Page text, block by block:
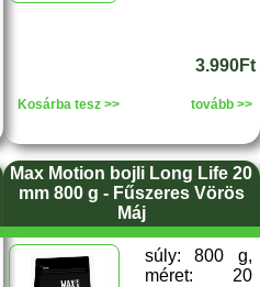
3.990Ft
Kosárba tesz >> tovább >>
Max Motion bojli Long Life 20
mm 800 g - Fűszeres Vörös
Máj
súly: 800 g,
méret: 20